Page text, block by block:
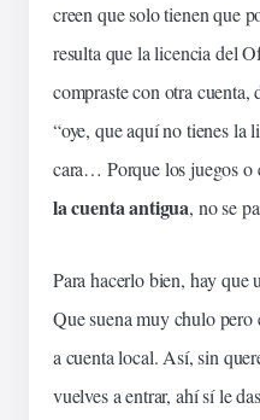
creen que solo tienen que
resulta que lalicenciadel
compraste con otra cuenta,
“oye, que aquí no tienes la
cara… Porque los juegos
la cuenta antigua, no se
Para hacerlo bien, hay que
Que suena muy chulo pero
a cuenta local. Así, sin
vuelves a entrar, ahí sí le